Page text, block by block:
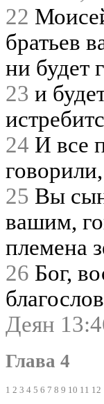
22
братьев
ни будет
23 и
24 И все
25 Вы
вашим,
племена
26 Бог,
Деян
Глава 4
1 2 3 4 5 6 7 8 9 10 11 12